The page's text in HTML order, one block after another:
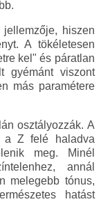
hiszen
A tökéletesen
kel" és páratlan
gyémánt viszont
más paramétere
osztályozzák. A
a Z felé haladva
meg. Minél
annál
melegebb tónus,
hatást